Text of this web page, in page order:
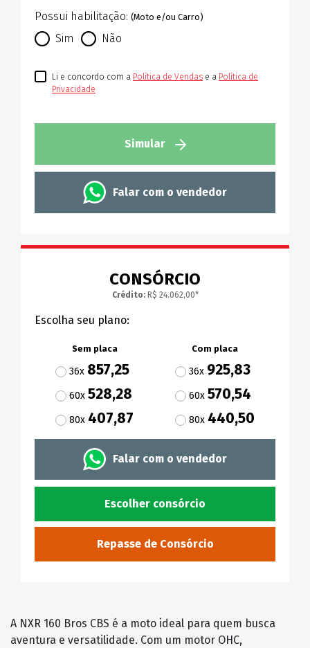
Possui habilitação: (Moto e/ou Carro)
Sim Não
Li e concordo com a Política de Vendas e a Política de
Privacidade
Simular
Falar com o vendedor
CONSÓRCIO
Crédito:R$ 24.062,00*
Escolha seu plano:
Sem placa
36x 857,25
60x 528,28
80x 407,87
Com placa
36x 925,83
60x 570,54
80x 440,50
Falar com o vendedor
Escolher consórcio
Repasse de Consórcio
A NXR 160 Bros CBS é a moto ideal para quem busca
aventura e versatilidade. Com um motor OHC,